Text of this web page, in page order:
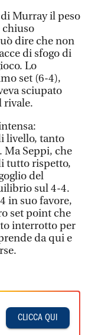
Murray il peso
chiuso
dire che non
di sfogo di
Lo
set (6-4),
sciupato
rivale.
livello, tanto
Ma Seppi, che
tutto rispetto,
del
sul 4-4.
in suo favore,
set point che
interrotto per
da qui e
CLICCA QUI